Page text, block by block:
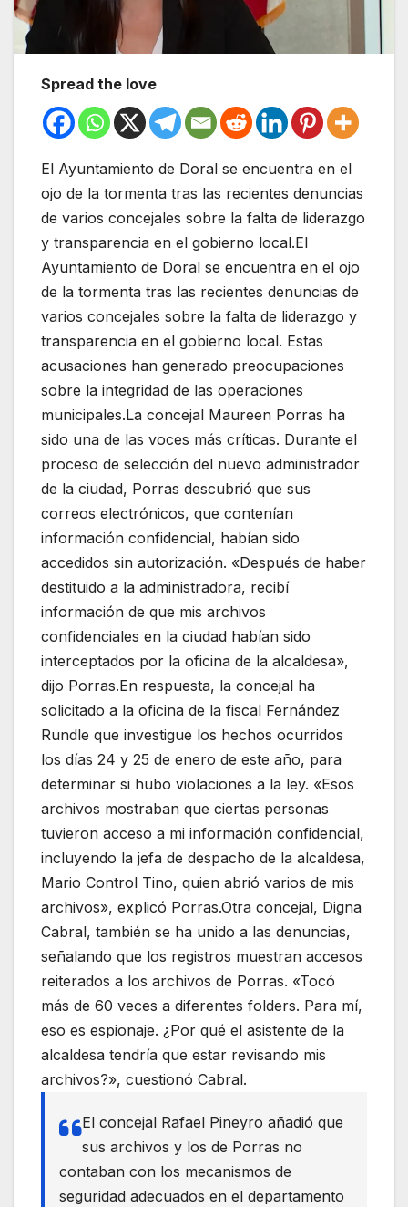
Spread the love
El Ayuntamiento de Doral se encuentra en el
ojo de la tormenta tras las recientes denuncias
de varios concejales sobre la falta de liderazgo
y transparencia en el gobierno local.El
Ayuntamiento de Doral se encuentra en el ojo
de la tormenta tras las recientes denuncias de
varios concejales sobre la falta de liderazgo y
transparencia en el gobierno local. Estas
acusaciones han generado preocupaciones
sobre la integridad de las operaciones
municipales.La concejal Maureen Porras ha
sido una de las voces más críticas. Durante el
proceso de selección del nuevo administrador
de la ciudad, Porras descubrió que sus
correos electrónicos, que contenían
información confidencial, habían sido
accedidos sin autorización. «Después de haber
destituido a la administradora, recibí
información de que mis archivos
confidenciales en la ciudad habían sido
interceptados por la oficina de la alcaldesa»,
dijo Porras.En respuesta, la concejal ha
solicitado a la oficina de la fiscal Fernández
Rundle que investigue los hechos ocurridos
los días 24 y 25 de enero de este año, para
determinar si hubo violaciones a la ley. «Esos
archivos mostraban que ciertas personas
tuvieron acceso a mi información confidencial,
incluyendo la jefa de despacho de la alcaldesa,
Mario Control Tino, quien abrió varios de mis
archivos», explicó Porras.Otra concejal, Digna
Cabral, también se ha unido a las denuncias,
señalando que los registros muestran accesos
reiterados a los archivos de Porras. «Tocó
más de 60 veces a diferentes folders. Para mí,
eso es espionaje. ¿Por qué el asistente de la
alcaldesa tendría que estar revisando mis
archivos?», cuestionó Cabral.
El concejal Rafael Pineyro añadió que
sus archivos y los de Porras no
contaban con los mecanismos de
seguridad adecuados en el departamento